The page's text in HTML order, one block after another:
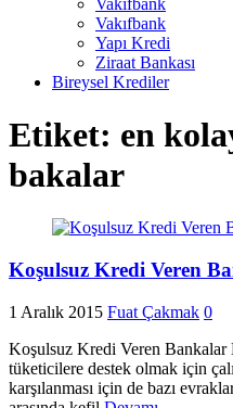
Vakıfbank
Yapı Kredi
Ziraat Bankası
Bireysel Krediler
Etiket: en
bakalar
Koşulsuz Kredi Veren
1 Aralık 2015 Fuat Çakmak 0
Koşulsuz Kredi Veren Bankalar
tüketicilere destek olmak için
karşılanması için de bazı